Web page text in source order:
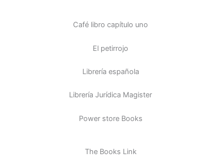
Café libro capítulo uno
El petirrojo
Librería española
Librería Jurídica Magister
Power store Books
The Books Link